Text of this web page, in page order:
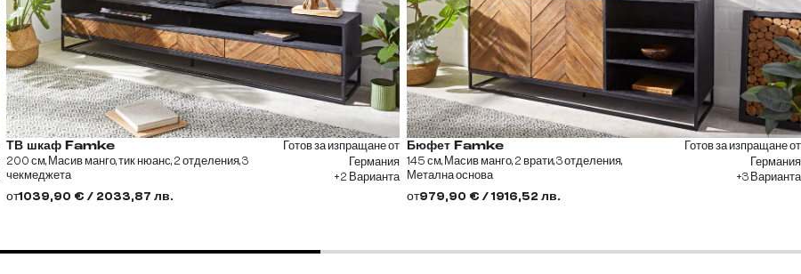
ТВ шкаф Famke
200 см, Масив манго, тик нюанс, 2 отделения, 3
чекмеджета
от1039,90 € / 2033,87 лв.
Готов за изпращане от
Германия
+2 Варианта
Бюфет Famke
145 см, Масив манго, 2 врати, 3 отделения,
Метална основа
от979,90 € / 1916,52 лв.
Готов за изпращане от
Германия
+3 Варианта